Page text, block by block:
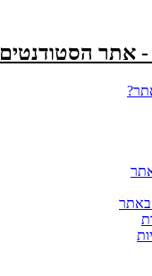
אתר הסטודנטים
באתר